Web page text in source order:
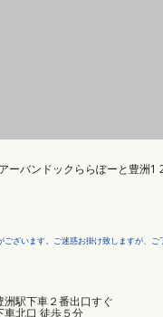
ーバンドックららぽーと豊洲1
ざいます。ご迷惑お掛け致しますが、ご
洲駅下車２番出口すぐ
車北口 徒歩５分